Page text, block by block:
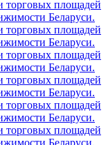
торговых площадей
Беларуси.
торговых площадей
Беларуси.
торговых площадей
Беларуси.
торговых площадей
Беларуси.
торговых площадей
Беларуси.
торговых площадей
Беларуси.